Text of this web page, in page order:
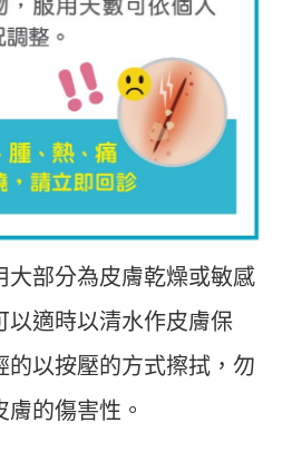
大部分為皮膚乾燥或敏感
以適時以清水作皮膚保
的以按壓的方式擦拭，勿
的傷害性。